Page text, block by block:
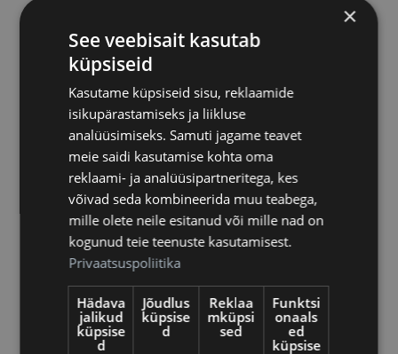
toetanud Reservväelaste Fondi, mille
kaudu soetatud droonidega saame
laiendada droonialast väljaõpet ja tõsta
oskusi Kaitseliidus nii reservväelastele kui ka
kaitseliitlastele,“ ütles Kaitseliidu ülem
kindralmajor Ilmar Tamm.
Kokku soetatakse Reservväelaste Fondi seni
laekunud annetustest Kaitseliidule neli
termokaameraga luuredrooni DJI Mavic3 ja
20 ründedrooni Quadix Stellar. Lisaks
soetatakse vajalikud juht- ja maajaama
süsteemid, akud ning litsentsid seadmete
kasutamiseks. Kogu varustuse väärtuseks
48 000 eurot. Lähiajal on kavas droone
lisaks soetada vastavalt fondile laekunud
×
See veebisait kasutab
küpsiseid
Kasutame küpsiseid sisu, reklaamide
isikupärastamiseks ja liikluse
analüüsimiseks. Samuti jagame teavet
meie saidi kasutamise kohta oma
reklaami- ja analüüsipartneritega, kes
võivad seda kombineerida muu teabega,
mille olete neile esitanud või mille nad on
kogunud teie teenuste kasutamisest.
Privaatsuspoliitika
Hädava
jalikud
küpsise
d
Jõudlus
küpsise
d
Reklaa
mküpsi
sed
Funktsi
onaals
ed
küpsise